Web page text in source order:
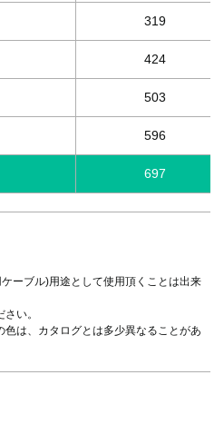
319
424
503
596
697
ーブル)用途として使用頂くことは出来
い。
は、カタログとは多少異なることがあ